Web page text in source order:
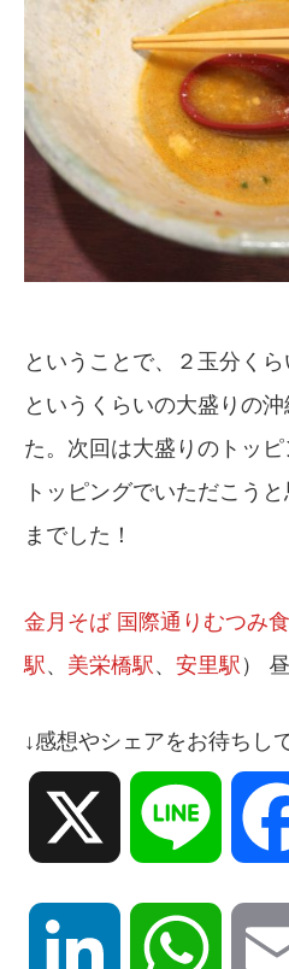
ということで、２玉分くら
というくらいの大盛りの
た。次回は大盛りのトッ
トッピングでいただこう
までした！
金月そば 国際通りむつみ
駅 、 美栄橋駅 、 安里駅 ）
↓感想やシェアをお待ちし
Line
LinkedIn